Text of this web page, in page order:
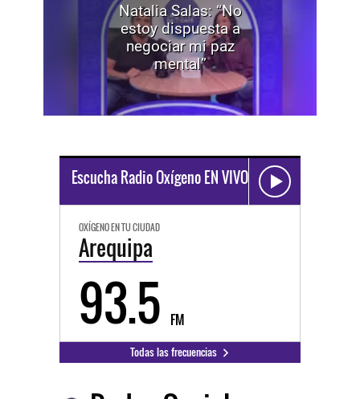
Natalia Salas: “No
estoy dispuesta a
negociar mi paz
mental”
Escucha Radio Oxígeno EN VIVO
OXÍGENO EN TU CIUDAD
Arequipa
93.5 FM
Todas las frecuencias